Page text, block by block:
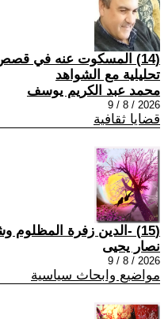
(14) المسكوت عنه في
تحليلية مع الشواهد
محمد عبد الكريم يوسف
2026 / 8 / 9
قضايا ثقافية
(15) -الدين زفرة المظلوم وشهقة المكلوم-[1]
نصار يحيى
2026 / 8 / 9
مواضيع وابحاث سياسية